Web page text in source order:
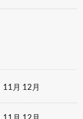
11月 12月